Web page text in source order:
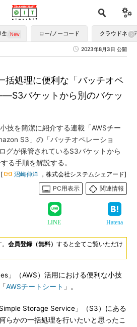
生かす ロー/ノーコード クラウドネイ
2023年8月3日 公開
括処理に便利な「バッチオペ
バケットから別のバケッ
技を簡潔に紹介する連載「AWSチー
S3」の「バッチオペレーショ
グが保管されているS3バケットから
る手順を解説する。
[ 沼崎伸洋 ，株式会社システムシェアード]
PC用表示
関連情報
LINE Hatena
会員登録（無料） すると全てご覧いただけ
」（AWS）活用における便利な小技
AWSチートシート 」。
Storage Service」（S3）にある
らかの一括処理を行いたいと思ったこ